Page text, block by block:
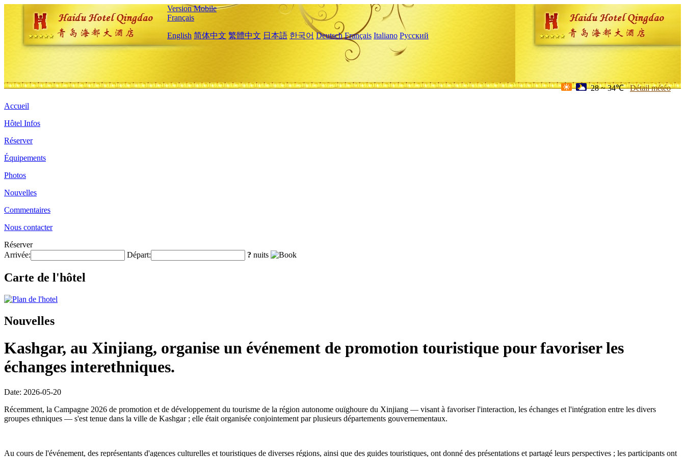
Version Mobile
Français
English 简体中文 繁體中文 日本語 한국어 Deutsch Français Italiano Русский
28 ~ 34℃ Détail météo
Accueil
Hôtel Infos
Réserver
Équipements
Photos
Nouvelles
Commentaires
Nous contacter
Réserver
Arrivée:
Départ: ? nuits
Carte de l'hôtel
Nouvelles
Kashgar, au Xinjiang, organise un événement de promotion touristique pour favoriser les
échanges interethniques.
Date: 2026-05-20
Récemment, la Campagne 2026 de promotion et de développement du tourisme de la région autonome ouïghoure du Xinjiang — visant à favoriser l'interaction, les échanges et l'intégration entre les divers
groupes ethniques — s'est tenue dans la ville de Kashgar ; elle était organisée conjointement par plusieurs départements gouvernementaux.
Au cours de l'événement, des représentants d'agences culturelles et touristiques de diverses régions, ainsi que des guides touristiques, ont donné des présentations et partagé leurs perspectives ; les participants ont